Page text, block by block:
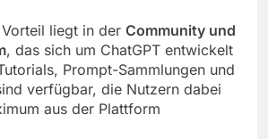
liegt in der Community und
, das sich um ChatGPT entwickelt
Prompt-Sammlungen und
verfügbar, die Nutzern dabei
aus der Plattform